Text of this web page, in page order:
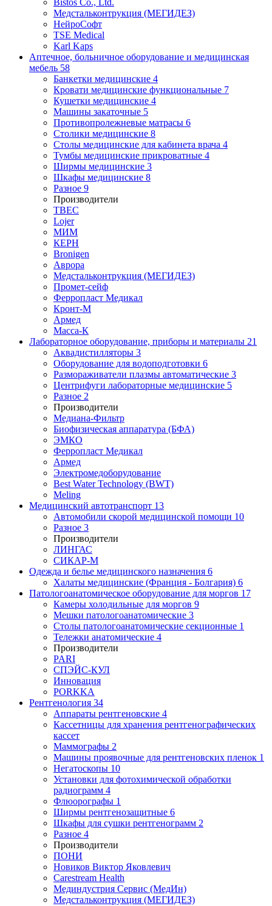
Медстальконтрукция (МЕГИДЕЗ)
НейроСофт
TSE Medical
Karl Kaps
Аптечное, больничное оборудование и медицинская
мебель 58
Банкетки медицинские 4
Кровати медицинские функциональные 7
Кушетки медицинские 4
Машины закаточные 5
Противопролежневые матрасы 6
Столики медицинские 8
Столы медицинские для кабинета врача 4
Тумбы медицинские прикроватные 4
Ширмы медицинские 3
Шкафы медицинские 8
Разное 9
Производители
ТВЕС
Lojer
МИМ
КЕРН
Bronigen
Аврора
Медстальконтрукция (МЕГИДЕЗ)
Промет-сейф
Ферропласт Медикал
Кронт-М
Армед
Масса-К
Лабораторное оборудование, приборы и материалы 21
Аквадистилляторы 3
Оборудование для водоподготовки 6
Размораживатели плазмы автоматические 3
Центрифуги лабораторные медицинские 5
Разное 2
Производители
Медиана-Фильтр
Биофизическая аппаратура (БФА)
ЭМКО
Ферропласт Медикал
Армед
Электромедоборудование
Best Water Technology (BWT)
Meling
Медицинский автотранспорт 13
Автомобили скорой медицинской помощи 10
Разное 3
Производители
ЛИНГАС
СИКАР-М
Одежда и белье медицинского назначения 6
Халаты медицинские (Франция - Болгария) 6
Патологоанатомическое оборудование для моргов 17
Камеры холодильные для моргов 9
Мешки патологоанатомические 3
Столы патологоанатомические секционные 1
Тележки анатомические 4
Производители
PARI
СПЭЙС-КУЛ
Инновация
PORKKA
Рентгенология 34
Аппараты рентгеновские 4
Кассетницы для хранения рентгенографических
кассет
Маммографы 2
Машины проявочные для рентгеновских пленок 1
Негатоскопы 10
Установки для фотохимической обработки
радиограмм 4
Флюорографы 1
Ширмы рентгенозащитные 6
Шкафы для сушки рентгенограмм 2
Разное 4
Производители
ПОНИ
Новиков Виктор Яковлевич
Carestream Health
Мединдустрия Сервис (МедИн)
Медстальконтрукция (МЕГИДЕЗ)